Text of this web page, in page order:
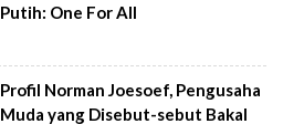
Putih: One For All
Profil Norman Joesoef, Pengusaha
Muda yang Disebut-sebut Bakal